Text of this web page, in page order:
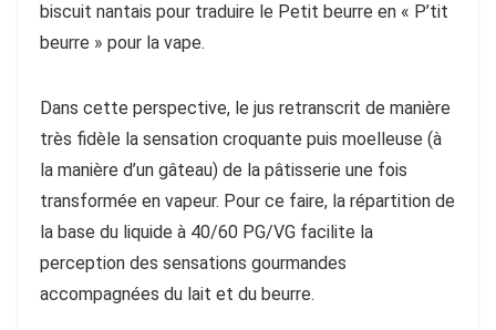
biscuit nantais pour traduire le Petit beurre en « P’tit
beurre » pour la vape.
Dans cette perspective, le jus retranscrit de manière
très fidèle la sensation croquante puis moelleuse (à
la manière d’un gâteau) de la pâtisserie une fois
transformée en vapeur. Pour ce faire, la répartition de
la base du liquide à 40/60 PG/VG facilite la
perception des sensations gourmandes
accompagnées du lait et du beurre.